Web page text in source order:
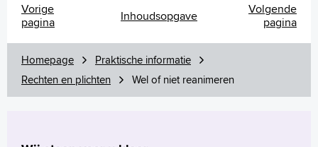
Vorige
pagina
Inhoudsopgave
Volgende
pagina
Homepage
Praktische informatie
Rechten en plichten
Wel of niet reanimeren